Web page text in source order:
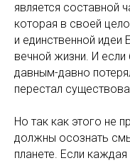
является составной
которая в своей
и единственной идеи
вечной жизни. И
давным-давно
перестал
Но так как этого не
должны осознать
планете. Если